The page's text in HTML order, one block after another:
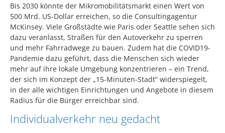
Bis 2030 könnte der Mikromobilitätsmarkt einen Wert von
500 Mrd. US-Dollar erreichen, so die Consultingagentur
McKinsey. Viele Großstädte wie Paris oder Seattle sehen sich
dazu veranlasst, Straßen für den Autoverkehr zu sperren
und mehr Fahrradwege zu bauen. Zudem hat die COVID19-
Pandemie dazu geführt, dass die Menschen sich wieder
mehr auf ihre lokale Umgebung konzentrieren – ein Trend,
der sich im Konzept der „15-Minuten-Stadt“ widerspiegelt,
in der alle wichtigen Einrichtungen und Angebote in diesem
Radius für die Bürger erreichbar sind.
Individualverkehr neu gedacht